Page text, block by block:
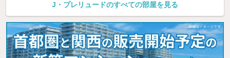
J・プレリュードのすべての部屋を見る